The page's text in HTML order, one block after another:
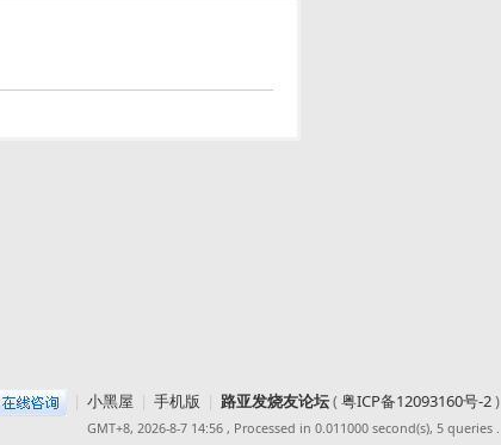
| 小黑屋 | 手机版 | 路亚发烧友论坛(粤ICP备12093160号-2)
GMT+8, 2026-8-7 14:56 , Processed in 0.011000 second(s), 5 queries .